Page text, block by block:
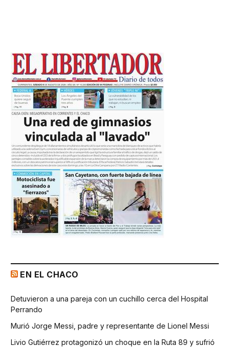
EN EL CHACO
Detuvieron a una pareja con un cuchillo cerca del Hospital
Perrando
Murió Jorge Messi, padre y representante de Lionel Messi
Livio Gutiérrez protagonizó un choque en la Ruta 89 y sufrió